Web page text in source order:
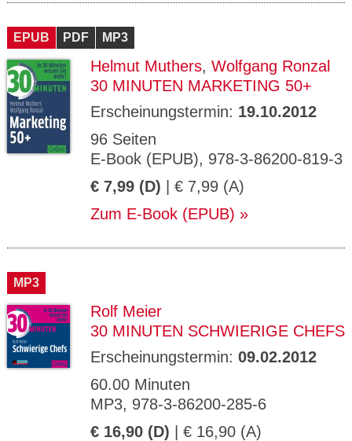
EPUB PDF MP3
Helmut Muthers, Wolfgang Ronzal
30 MINUTEN MARKETING 50+
Erscheinungstermin: 19.10.2012
96 Seiten
E-Book (EPUB), 978-3-86200-819-3
€ 7,99 (D) | € 7,99 (A)
Zum E-Book (EPUB)
MP3
Rolf Meier
30 MINUTEN SCHWIERIGE CHEFS
Erscheinungstermin: 09.02.2012
60.00 Minuten
MP3, 978-3-86200-285-6
€ 16,90 (D) | € 16,90 (A)